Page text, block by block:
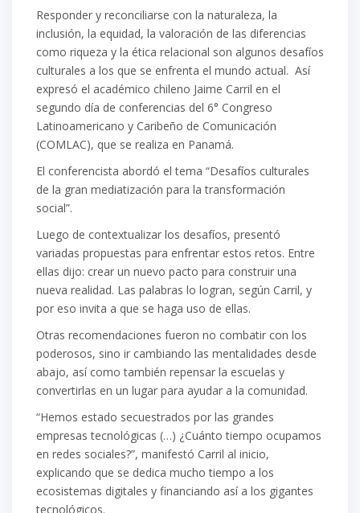
Responder y reconciliarse con la naturaleza, la
inclusión, la equidad, la valoración de las diferencias
como riqueza y la ética relacional son algunos desafíos
culturales a los que se enfrenta el mundo actual. Así
expresó el académico chileno Jaime Carril en el
segundo día de conferencias del 6° Congreso
Latinoamericano y Caribeño de Comunicación
(COMLAC), que se realiza en Panamá.
El conferencista abordó el tema “Desafíos culturales
de la gran mediatización para la transformación
social”.
Luego de contextualizar los desafíos, presentó
variadas propuestas para enfrentar estos retos. Entre
ellas dijo: crear un nuevo pacto para construir una
nueva realidad. Las palabras lo logran, según Carril, y
por eso invita a que se haga uso de ellas.
Otras recomendaciones fueron no combatir con los
poderosos, sino ir cambiando las mentalidades desde
abajo, así como también repensar la escuelas y
convertirlas en un lugar para ayudar a la comunidad.
“Hemos estado secuestrados por las grandes
empresas tecnológicas (…) ¿Cuánto tiempo ocupamos
en redes sociales?”, manifestó Carril al inicio,
explicando que se dedica mucho tiempo a los
ecosistemas digitales y financiando así a los gigantes
tecnológicos.